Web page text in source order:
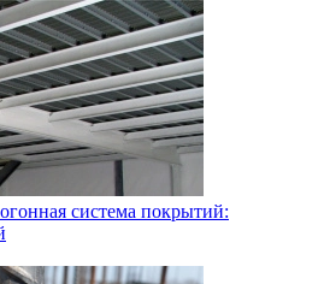
система покрытий: